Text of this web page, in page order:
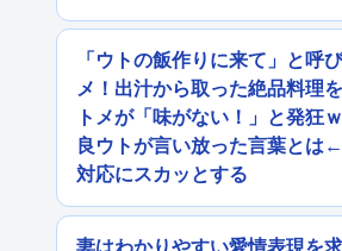
「ウトの飯作りに来て」と呼
メ！出汁から取った絶品料理
トメが「味がない！」と発狂
良ウトが言い放った言葉とは
対応にスカッとする
妻はわかりやすい愛情表現を